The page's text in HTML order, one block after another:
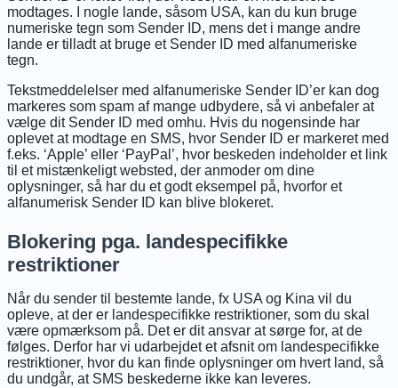
modtages. I nogle lande, såsom USA, kan du kun bruge
numeriske tegn som Sender ID, mens det i mange andre
lande er tilladt at bruge et Sender ID med alfanumeriske
tegn.
Tekstmeddelelser med alfanumeriske Sender ID’er kan dog
markeres som spam af mange udbydere, så vi anbefaler at
vælge dit Sender ID med omhu. Hvis du nogensinde har
oplevet at modtage en SMS, hvor Sender ID er markeret med
f.eks. ‘Apple’ eller ‘PayPal’, hvor beskeden indeholder et link
til et mistænkeligt websted, der anmoder om dine
oplysninger, så har du et godt eksempel på, hvorfor et
alfanumerisk Sender ID kan blive blokeret.
Blokering pga. landespecifikke
restriktioner
Når du sender til bestemte lande, fx USA og Kina vil du
opleve, at der er landespecifikke restriktioner, som du skal
være opmærksom på. Det er dit ansvar at sørge for, at de
følges. Derfor har vi udarbejdet et afsnit om landespecifikke
restriktioner, hvor du kan finde oplysninger om hvert land, så
du undgår, at SMS beskederne ikke kan leveres.